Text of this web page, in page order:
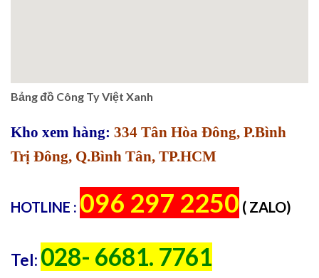
Bảng đồ Công Ty Việt Xanh
Kho xem hàng: 334 Tân Hòa Đông, P.Bình
Trị Đông, Q.Bình Tân, TP.HCM
HOTLINE : 096 297 2250 ( ZALO)
Tel: 028- 6681. 7761